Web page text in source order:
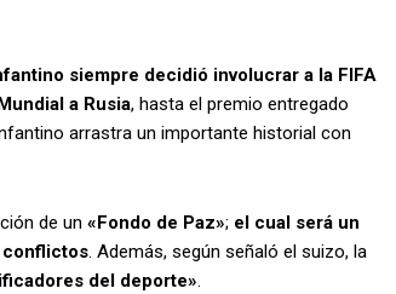
siempre decidió involucrar a la FIFA
a Rusia, hasta el premio entregado
arrastra un importante historial con
de un «Fondo de Paz»; el cual será un
conflictos. Además, según señaló el suizo, la
del deporte».